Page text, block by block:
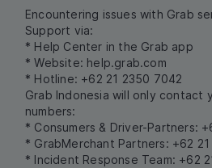
Encountering issues with Grab
Support via:
* Help Center in the Grab app
* Website: help.grab.com
* Hotline: +62 21 2350 7042
Grab Indonesia will only contact
numbers:
* Consumers & Driver-Partners:
* GrabMerchant Partners: +62
* Incident Response Team: +62